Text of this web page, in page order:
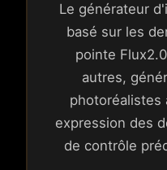
Le générateur
basé sur les
pointe
autres,
photoréalistes
expression des
de contrôle